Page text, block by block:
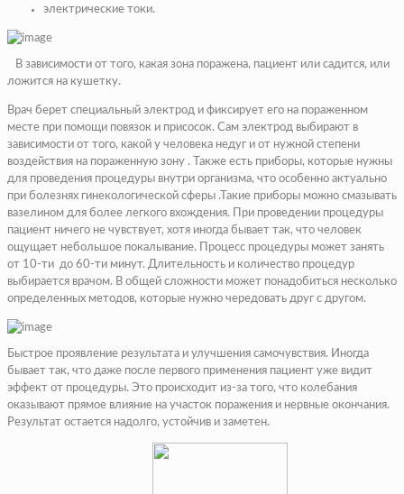
электрические токи.
В зависимости от того, какая зона поражена, пациент или садится, или
ложится на кушетку.
Врач берет специальный электрод и фиксирует его на пораженном
месте при помощи повязок и присосок. Сам электрод выбирают в
зависимости от того, какой у человека недуг и от нужной степени
воздействия на пораженную зону . Также есть приборы, которые нужны
для проведения процедуры внутри организма, что особенно актуально
при болезнях гинекологической сферы .Такие приборы можно смазывать
вазелином для более легкого вхождения. При проведении процедуры
пациент ничего не чувствует, хотя иногда бывает так, что человек
ощущает небольшое покалывание. Процесс процедуры может занять
от 10-ти до 60-ти минут. Длительность и количество процедур
выбирается врачом. В общей сложности может понадобиться несколько
определенных методов, которые нужно чередовать друг с другом.
Быстрое проявление результата и улучшения самочувствия. Иногда
бывает так, что даже после первого применения пациент уже видит
эффект от процедуры. Это происходит из-за того, что колебания
оказывают прямое влияние на участок поражения и нервные окончания.
Результат остается надолго, устойчив и заметен.